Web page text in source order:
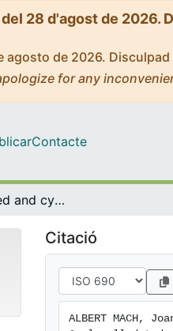
28 d'agost de 2026.
agosto de 2026.
for any
Contacte
Cyclopalladated and cycloplatinated benzophenone imines: antitumor, antibacterial and antioxidant activities, DNA interaction and cathepsin B inhibition
Citació
ALBERT MACH,